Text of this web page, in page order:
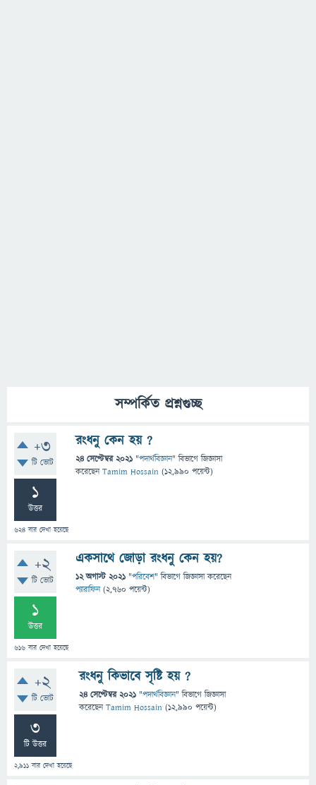
সম্পর্কিত প্রশ্নগুচ্ছ
+3
টি ভোট
1
উত্তর
624 বার দেখা হয়েছে
রংধনু কেন হয় ?
24 সেপ্টেম্বর 2021 "পদার্থবিজ্ঞান" বিভাগে জিজ্ঞাসা
করেছেনTamim Hossain (12,990 পয়েন্ট)
+2
টি ভোট
1
উত্তর
616 বার দেখা হয়েছে
একসাথে জোড়া রংধনু কেন হয়?
12 অগাস্ট 2021 "পরিবেশ" বিভাগে জিজ্ঞাসাকরেছেন
প্যারাফিন (2,760 পয়েন্ট)
+2
টি ভোট
3
টি উত্তর
2,911 বার দেখা হয়েছে
রংধনু কিভাবে সৃষ্টি হয় ?
24 সেপ্টেম্বর 2021 "পদার্থবিজ্ঞান" বিভাগে জিজ্ঞাসা
করেছেনTamim Hossain (12,990 পয়েন্ট)